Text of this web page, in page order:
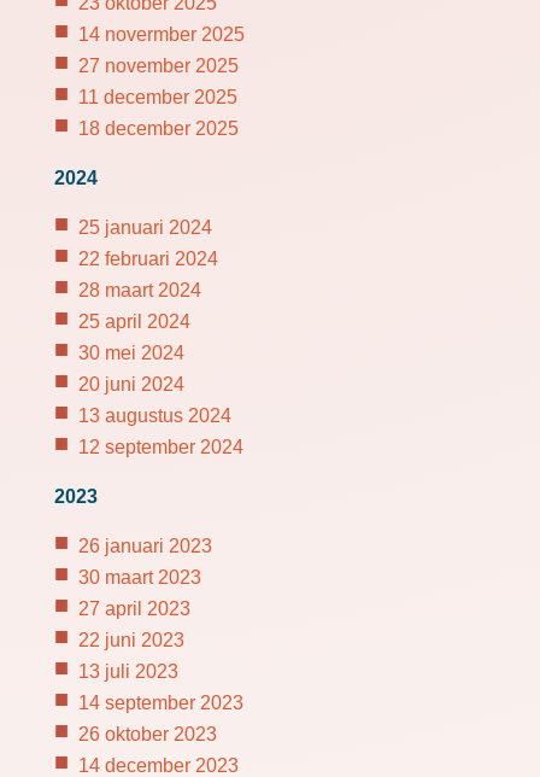
14 novermber 2025
27 november 2025
11 december 2025
18 december 2025
2024
25 januari 2024
22 februari 2024
28 maart 2024
25 april 2024
30 mei 2024
20 juni 2024
13 augustus 2024
12 september 2024
2023
26 januari 2023
30 maart 2023
27 april 2023
22 juni 2023
13 juli 2023
14 september 2023
26 oktober 2023
14 december 2023